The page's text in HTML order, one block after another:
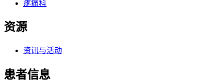
疼痛科
资源
资讯与活动
患者信息